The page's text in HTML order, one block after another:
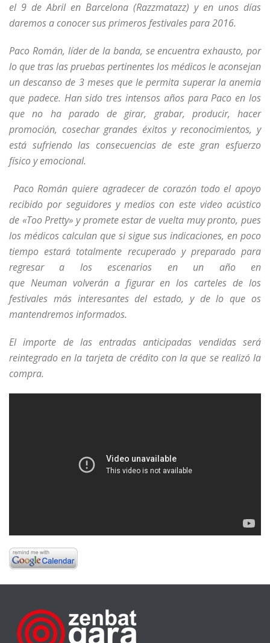
el 9 de Abril en Barcelona (Razzmatazz) y en unos días
daremos a conocer sus primeros festivales para 2016.
Paco Román, líder de la banda, se encuentra exhausto, por
lo que tras las pruebas pertinentes los médicos le aconsejan
un descanso de 3 meses que le permita superar la anemia
que padece. Han sido tres intensos años para Paco en los
que no ha parado de girar, grabar, producir, hacer
promoción, cosechar grandes éxitos y reconocimientos, y
está sufriendo las consecuencias de este gran esfuerzo
físico y emocional.
Paco Román quiere agradecer de corazón todo el apoyo
recibido por seguidores y medios con este video acústico
de «Too Pretty» y promete estar de vuelta muy pronto, pues
los médicos calculan que si sigue sus indicaciones, en poco
tiempo estará totalmente recuperado y preparado para
regresar a los escenarios en un año en
que Neuman volverán a figurar en los carteles de los
festivales más interesantes del estado, y de lo que os
mantendremos informados.
El importe de las entradas anticipadas vendidas será
reintegrado en la tarjeta de crédito con la que se realizó la
compra.